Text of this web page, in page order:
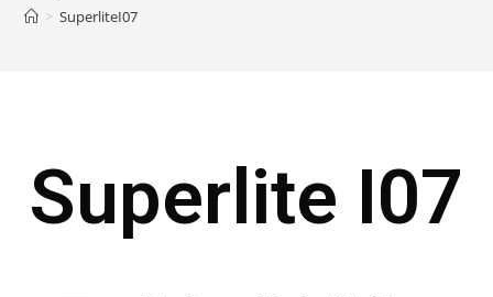
> SuperliteI07
Superlite I07